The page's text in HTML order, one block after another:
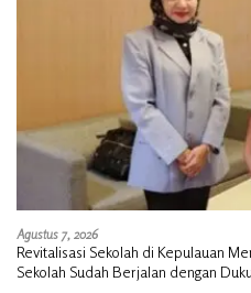
Agustus 7, 2026
Revitalisasi Sekolah di Kepulauan
Sekolah Sudah Berjalan dengan